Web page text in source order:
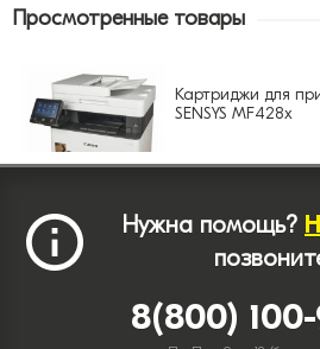
Просмотренные товары
Картриджи для
SENSYS MF428x
Нужна помощь?
8(800)